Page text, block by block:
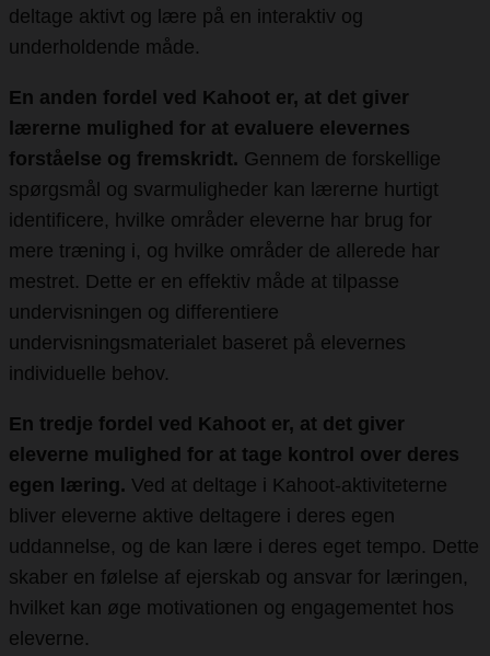
deltage aktivt og lære på en interaktiv og
underholdende måde.
En anden fordel ved Kahoot er, at det giver
lærerne mulighed for at evaluere elevernes
forståelse og fremskridt. Gennem de forskellige
spørgsmål og svarmuligheder kan lærerne hurtigt
identificere, hvilke områder eleverne har brug for
mere træning i, og hvilke områder de allerede har
mestret. Dette er en effektiv måde at tilpasse
undervisningen og differentiere
undervisningsmaterialet baseret på elevernes
individuelle behov.
En tredje fordel ved Kahoot er, at det giver
eleverne mulighed for at tage kontrol over deres
egen læring. Ved at deltage i Kahoot-aktiviteterne
bliver eleverne aktive deltagere i deres egen
uddannelse, og de kan lære i deres eget tempo. Dette
skaber en følelse af ejerskab og ansvar for læringen,
hvilket kan øge motivationen og engagementet hos
eleverne.